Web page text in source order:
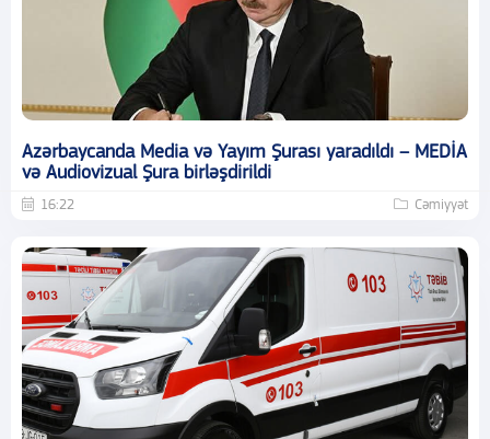
Azərbaycanda Media və Yayım Şurası yaradıldı – MEDİA
və Audiovizual Şura birləşdirildi
16:22 Cəmiyyət